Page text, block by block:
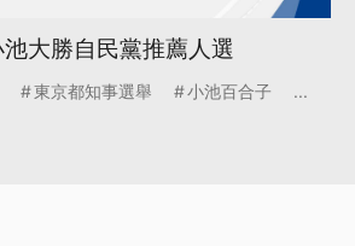
大勝自民黨推薦人選
東京都知事選舉 小池百合子 ...